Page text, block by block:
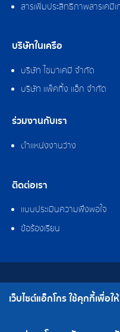
สารเพิ่มประสิทธิภาพสารเคมี
บริษัทในเครือ
บริษัท ไซมาเคมี จำกัด
บริษัท แพ็คกิ้ง แอ็ก จำกัด
ร่วมงานกับเรา
ตำแหน่งงานว่าง
ติดต่อเรา
แบบประเมินความพึงพอใจ
ข้อร้องเรียน
สงวนลิขสิทธิ์ © 2562
เบอร์โทร : 0-
เว็บไซต์แอ็กโกร ใช้คุกกี้เพื่อ